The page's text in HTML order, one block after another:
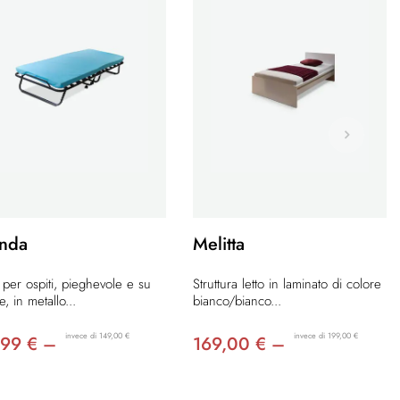
per ospiti, pieghevole e su
in metallo...
€ – invece di 149,00 €
Melitta
Struttura letto in laminato di colore
bianco/bianco...
169,00 € – invece di 199,00 €